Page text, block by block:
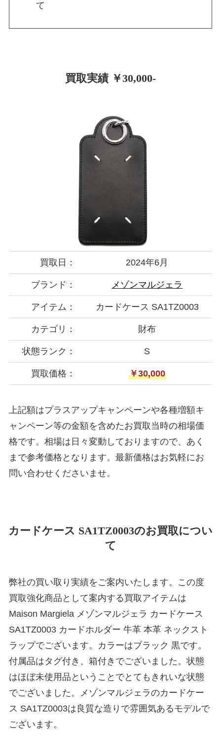
て
買取実績 ￥30,000-
買取日： 2024年6月
ブランド： メゾンマルジェラ
アイテム： カードケース SA1TZ0003
カテゴリ： 財布
状態ランク： S
買取価格： ￥30,000
上記額はプラスアップキャンペーンや各種増額キ
ャンペーン等の金額を含めたお買取当時の相場価
格です。相場は日々変動しておりますので、あく
まで参考価格となります。最新価格はお気軽にお
問い合わせくださいませ。
カードケース SA1TZ0003のお買取につい
て
弊社の買い取り実績をご案内いたします。この度
買取強化商品として案内する買取アイテムは
Maison Margiela メゾンマルジェラ カードケース
SA1TZ0003 カードホルダー 牛革 本革 ネックスト
ラップでございます。カラーはブラック 黒です。
付属品はタグ付き、箱付きでございました。状態
はほぼ未使用品ということでとてもきれいな状態
でございました。メゾンマルジェラのカードケー
ス SA1TZ0003は良質な造りで雰囲気あるモデルで
ございます。